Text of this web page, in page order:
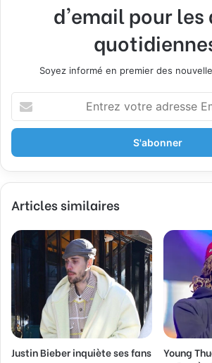
d'email pour les
Soyez informé en premier des
t
e
z
o
r
e
a
s
s
e
Articles similaires
Justin Bieber inquiète ses fans
Young